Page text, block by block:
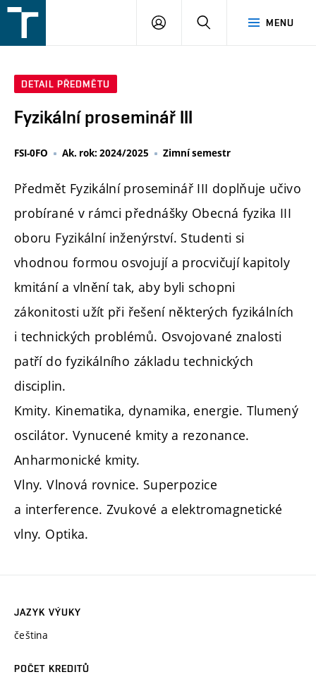
v
MENU
PŘIHLÁŠENÍ
DETAIL PŘEDMĚTU
Fyzikální proseminář III
FSI-0FO Ak. rok: 2024/2025 Zimní semestr
Předmět Fyzikální proseminář III doplňuje učivo
probírané v rámci přednášky Obecná fyzika III
oboru Fyzikální inženýrství. Studenti si
vhodnou formou osvojují a procvičují kapitoly
kmitání a vlnění tak, aby byli schopni
zákonitosti užít při řešení některých fyzikálních
i technických problémů. Osvojované znalosti
patří do fyzikálního základu technických
disciplin.
Kmity. Kinematika, dynamika, energie. Tlumený
oscilátor. Vynucené kmity a rezonance.
Anharmonické kmity.
Vlny. Vlnová rovnice. Superpozice
a interference. Zvukové a elektromagnetické
vlny. Optika.
JAZYK VÝUKY
čeština
POČET KREDITŮ